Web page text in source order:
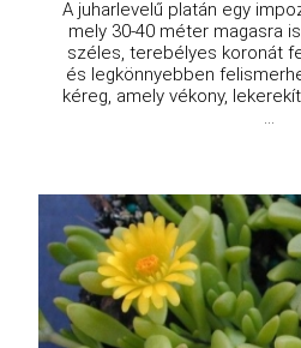
A juharlevelű platán egy
mely 30-40 méter magasra
széles, terebélyes koronát
és legkönnyebben
kéreg, amely vékony,